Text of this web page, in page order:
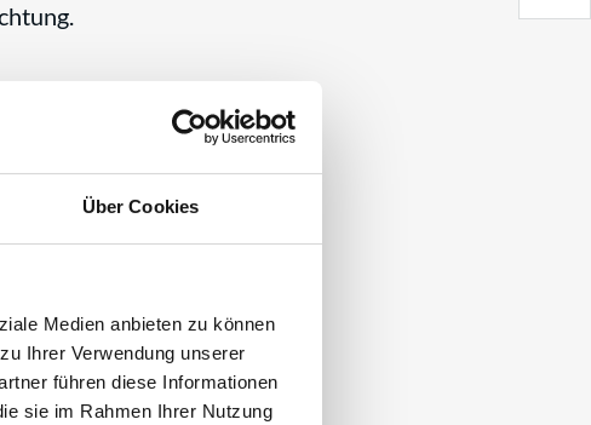
Über Cookies
Medien anbieten zu können
Ihrer Verwendung unserer
führen diese Informationen
sie im Rahmen Ihrer Nutzung